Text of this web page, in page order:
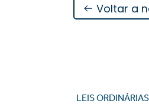
Voltar a
LEIS ORDINÁRIAS